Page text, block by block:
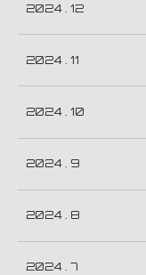
2024 . 12
2024 . 11
2024 . 10
2024 . 9
2024 . 8
2024 . 7